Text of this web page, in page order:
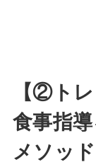
【②ト
食事指
メソッド